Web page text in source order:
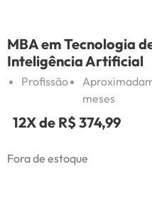
MBA em Tecnologia
Inteligência Artificial
Profissão
meses
12X de R$ 374,99
Fora de estoque